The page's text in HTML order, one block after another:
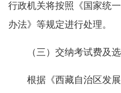
行政机关将按照《国家统
办法》等规定进行处理。
（三）交纳考试费及
根据《西藏自治区发